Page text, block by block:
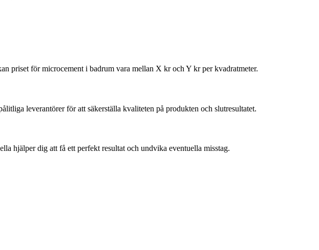
priset för microcement i badrum vara mellan X kr och Y kr per kvadratmeter.
leverantörer för att säkerställa kvaliteten på produkten och slutresultatet.
hjälper dig att få ett perfekt resultat och undvika eventuella misstag.